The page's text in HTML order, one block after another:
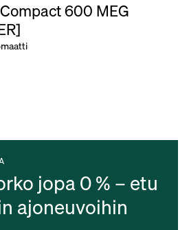
600 MEG
jopa 0 % – etu
ajoneuvoihin